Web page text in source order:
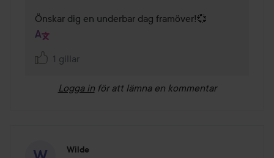
Önskar dig en underbar dag framöver!💞
1 gillar
Logga in för att lämna en kommentar
Wilde